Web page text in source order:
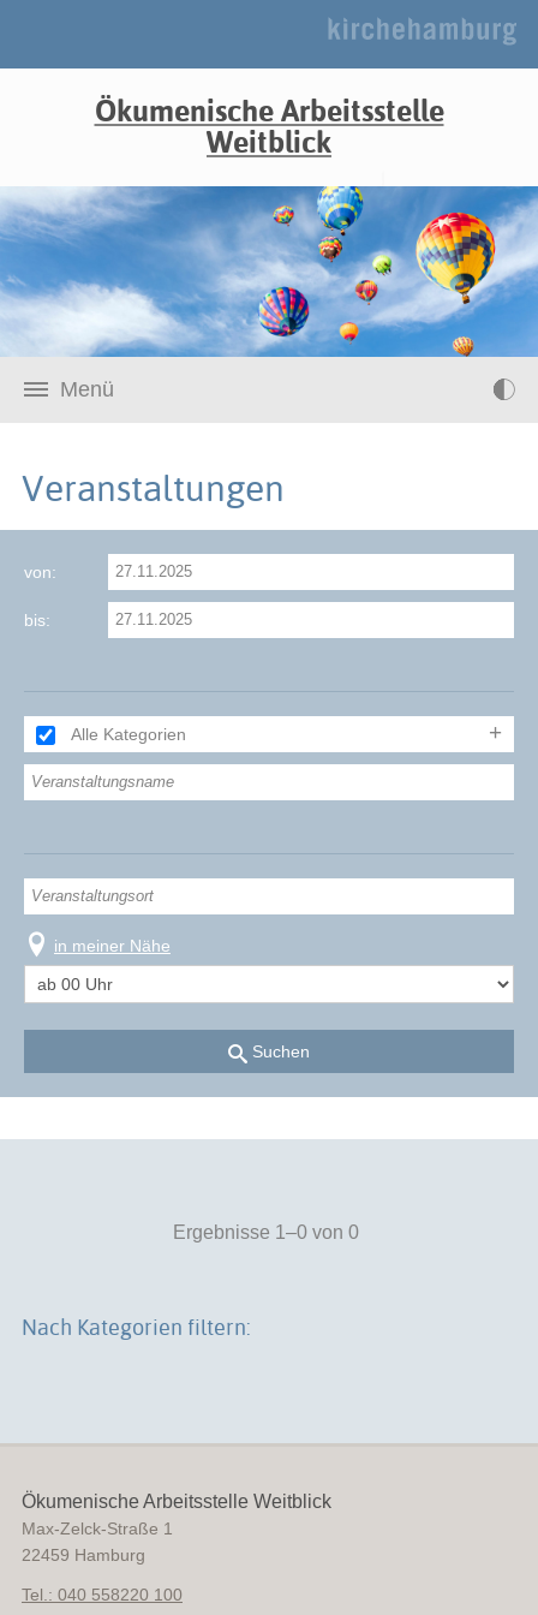
Ökumenische Arbeitsstelle
Weitblick
Menü
Veranstaltungen
von:
bis:
Alle Kategorien
in meiner Nähe
Suchen
Ergebnisse 1–0 von 0
Nach Kategorien filtern:
Ökumenische Arbeitsstelle Weitblick
Max-Zelck-Straße 1
22459 Hamburg
Tel.: 040 558220 100